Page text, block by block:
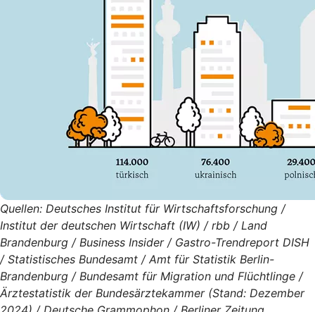
Quellen: Deutsches Institut für Wirtschaftsforschung /
Institut der deutschen Wirtschaft (IW) / rbb / Land
Brandenburg / Business Insider / Gastro-Trendreport DISH
/ Statistisches Bundesamt / Amt für Statistik Berlin-
Brandenburg / Bundesamt für Migration und Flüchtlinge /
Ärztestatistik der Bundesärztekammer (Stand: Dezember